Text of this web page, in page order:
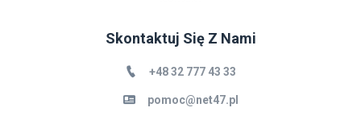
Skontaktuj Się Z Nami
+48 32 777 43 33
pomoc@net47.pl